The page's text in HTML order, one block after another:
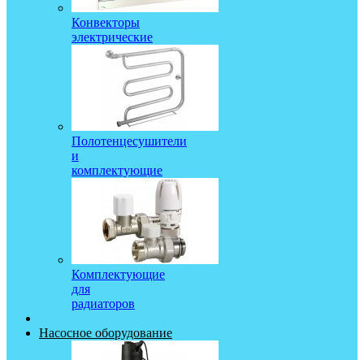
Конвекторы
электрические
Полотенцесушители
и
комплектующие
Комплектующие
для
радиаторов
Насосное оборудование